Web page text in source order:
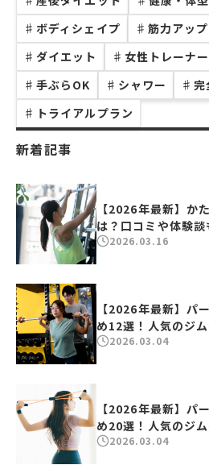
♯ ボディシェイプ ♯ 筋力アッ
♯ ダイエット ♯ 女性トレーナ
♯ 手ぶらOK ♯ シャワー ♯ 完
♯ トライアルプラン
新着記事
【2026年最新】か
は？口コミや体験
2026.03.16
【2026年最新】パ
め12選！人気のジ
2026.03.04
【2026年最新】パ
め20選！人気のジ
2026.03.04